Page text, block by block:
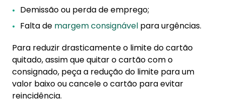
Demissão ou perda de emprego;
Falta de margem consignável para urgências.
Para reduzir drasticamente o limite do cartão
quitado, assim que quitar o cartão com o
consignado, peça a redução do limite para um
valor baixo ou cancele o cartão para evitar
reincidência.